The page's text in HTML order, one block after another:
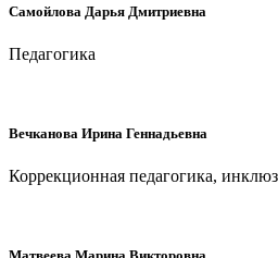
Самойлова Дарья Дмитриевна
Педагогика
Вечканова Ирина Геннадьевна
Коррекционная педагогика,